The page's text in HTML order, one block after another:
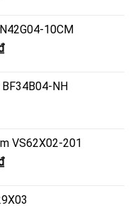
là:
4.050.000 ₫.
10CM
Giá
là:
NH
₫.
VS62X02-201
Giá